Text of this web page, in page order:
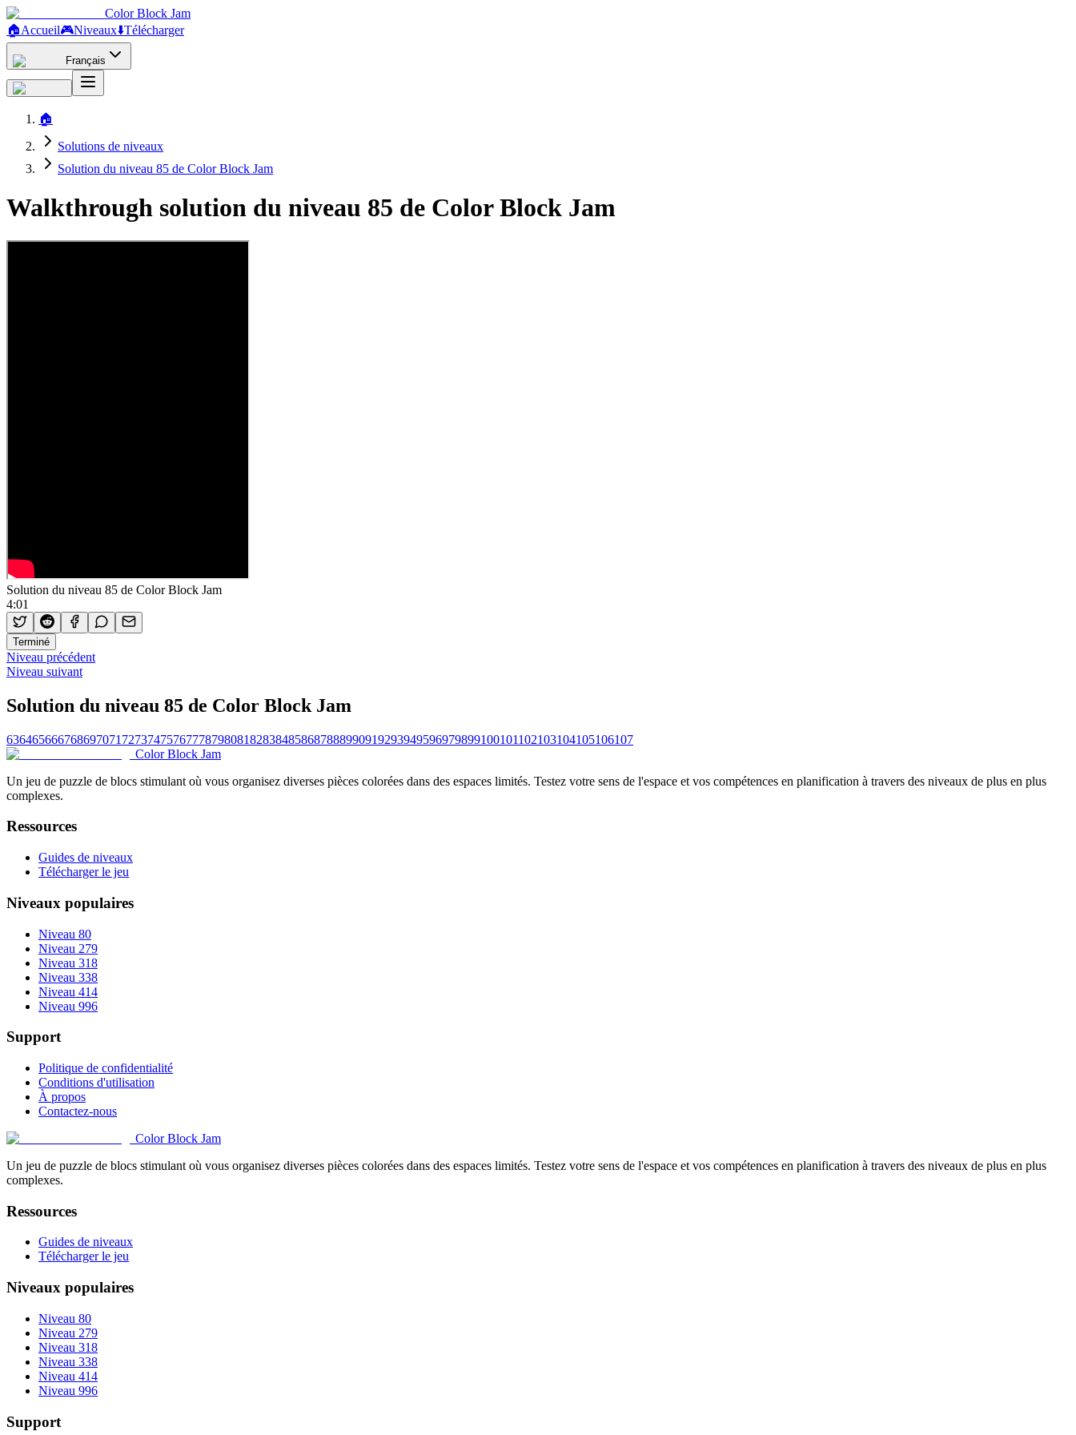
Color Block Jam
🏠Accueil🎮Niveaux⬇️Télécharger
Français
🏠
Solutions de niveaux
Solution du niveau 85 de Color Block Jam
Walkthrough solution du niveau 85 de Color Block Jam
Solution du niveau 85 de Color Block Jam
4:01
Terminé
Niveau précédent
Niveau suivant
Solution du niveau 85 de Color Block Jam
636465666768697071 72737475767778798081828384858687888990919293949596979899100101102103104105106107
Color Block Jam
Un jeu de puzzle de blocs stimulant où vous organisez diverses pièces colorées dans des espaces limités. Testez votre sens de l'espace et vos compétences en planification à travers des niveaux de plus en plus
complexes.
Ressources
Guides de niveaux
Télécharger le jeu
Niveaux populaires
Niveau 80
Niveau 279
Niveau 318
Niveau 338
Niveau 414
Niveau 996
Support
Politique de confidentialité
Conditions d'utilisation
À propos
Contactez-nous
Color Block Jam
Un jeu de puzzle de blocs stimulant où vous organisez diverses pièces colorées dans des espaces limités. Testez votre sens de l'espace et vos compétences en planification à travers des niveaux de plus en plus
complexes.
Ressources
Guides de niveaux
Télécharger le jeu
Niveaux populaires
Niveau 80
Niveau 279
Niveau 318
Niveau 338
Niveau 414
Niveau 996
Support